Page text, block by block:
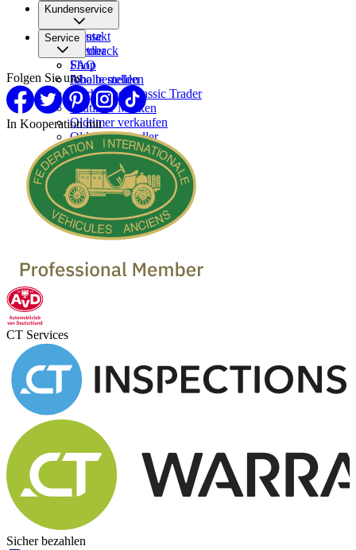
Über uns
Karriere
Presse
Partner
Kundenservice
Kontakt
Feedback
FAQ
Inhalte melden
Service
Shop
Abo bestellen
Werben bei Classic Trader
Oldtimer Marken
Oldtimer verkaufen
Oldtimer Händler
Folgen Sie uns
In Kooperation mit
CT Services
Sicher bezahlen